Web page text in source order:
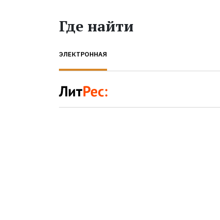
Где найти
ЭЛЕКТРОННАЯ